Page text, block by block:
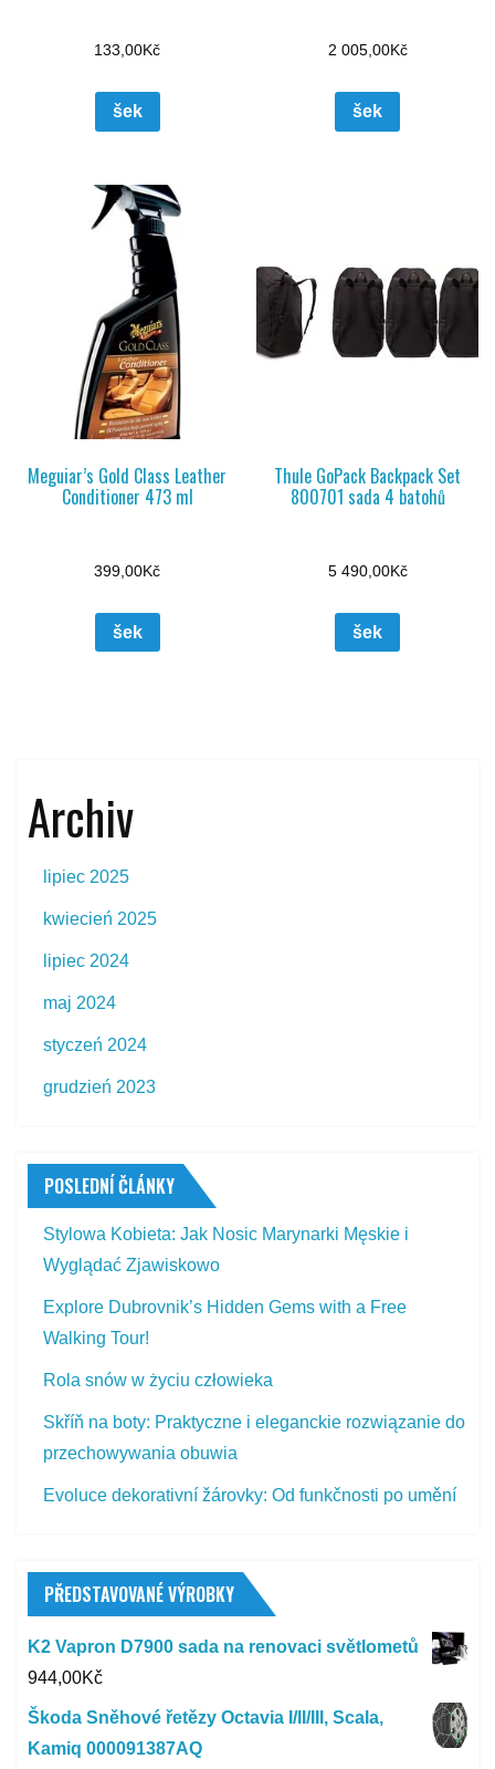
133,00Kč
šek
2 005,00Kč
šek
Meguiar’s Gold Class Leather
Conditioner 473 ml
399,00Kč
šek
Thule GoPack Backpack Set
800701 sada 4 batohů
5 490,00Kč
šek
Archiv
lipiec 2025
kwiecień 2025
lipiec 2024
maj 2024
styczeń 2024
grudzień 2023
POSLEDNÍ ČLÁNKY
Stylowa Kobieta: Jak Nosic Marynarki Męskie i
Wyglądać Zjawiskowo
Explore Dubrovnik’s Hidden Gems with a Free
Walking Tour!
Rola snów w życiu człowieka
Skříň na boty: Praktyczne i eleganckie rozwiązanie do
przechowywania obuwia
Evoluce dekorativní žárovky: Od funkčnosti po umění
PŘEDSTAVOVANÉ VÝROBKY
K2 Vapron D7900 sada na renovaci světlometů
944,00Kč
Škoda Sněhové řetězy Octavia I/II/III, Scala,
Kamiq 000091387AQ